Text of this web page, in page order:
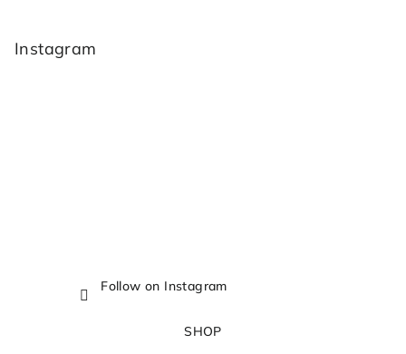
Instagram
Follow on Instagram
SHOP